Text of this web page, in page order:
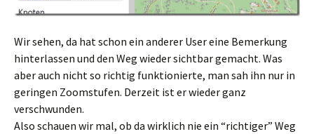
Wir sehen, da hat schon ein anderer User eine Bemerkung
hinterlassen und den Weg wieder sichtbar gemacht. Was
aber auch nicht so richtig funktionierte, man sah ihn nur in
geringen Zoomstufen. Derzeit ist er wieder ganz
verschwunden.
Also schauen wir mal, ob da wirklich nie ein “richtiger” Weg